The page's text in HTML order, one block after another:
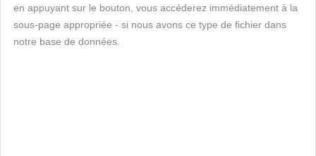
en appuyant sur le bouton, vous accéderez immédiatement à la
sous-page appropriée - si nous avons ce type de fichier dans
notre base de données.